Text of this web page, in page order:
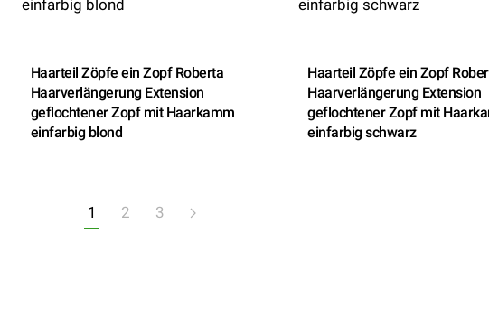
Haarteil Zöpfe ein Zopf Roberta
Haarverlängerung Extension
geflochtener Zopf mit Haarkamm
einfarbig blond
Haarteil Zöpfe ein Zopf
Haarverlängerung Extension
geflochtener Zopf mit
einfarbig schwarz
1 2 3